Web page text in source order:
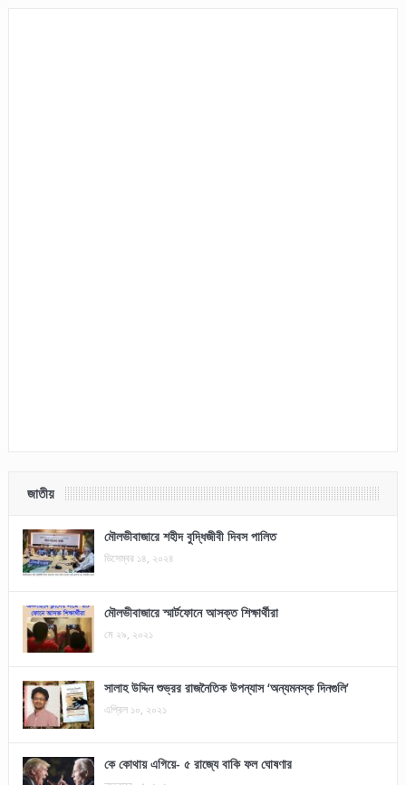
জাতীয়
মৌলভীবাজারে শহীদ বুদ্ধিজীবী দিবস পালিত
ডিসেম্বর ১৪, ২০২৪
মৌলভীবাজারে স্মার্টফোনে আসক্ত শিক্ষার্থীরা
মে ২৯, ২০২১
সালাহ উদ্দিন শুভ্রর রাজনৈতিক উপন্যাস ‘অন্যমনস্ক দিনগুলি’
এপ্রিল ১০, ২০২১
কে কোথায় এগিয়ে- ৫ রাজ্যে বাকি ফল ঘোষণার